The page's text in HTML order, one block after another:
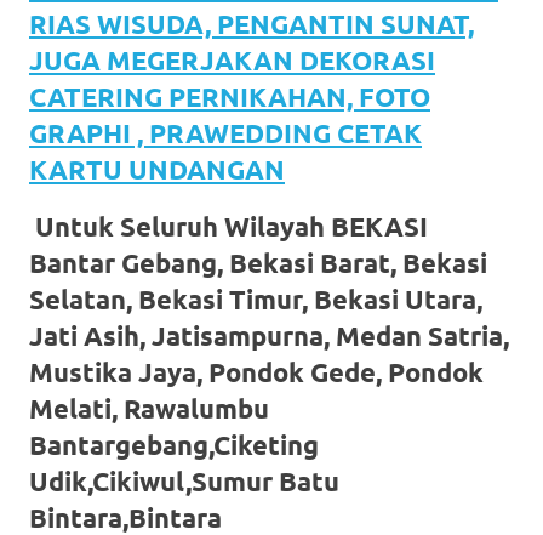
here
replica
watches.
favorite
replica
watches.
24
Hours
Online
replica
RIAS WISUDA, PENGANTIN SUNAT,
JUGA MEGERJAKAN DEKORASI
CATERING PERNIKAHAN, FOTO
GRAPHI , PRAWEDDING CETAK
KARTU UNDANGAN
Untuk Seluruh Wilayah BEKASI
Bantar Gebang, Bekasi Barat, Bekasi
Selatan, Bekasi Timur, Bekasi Utara,
Jati Asih, Jatisampurna, Medan Satria,
Mustika Jaya, Pondok Gede, Pondok
Melati, Rawalumbu
Bantargebang,Ciketing
Udik,Cikiwul,Sumur Batu
Bintara,Bintara